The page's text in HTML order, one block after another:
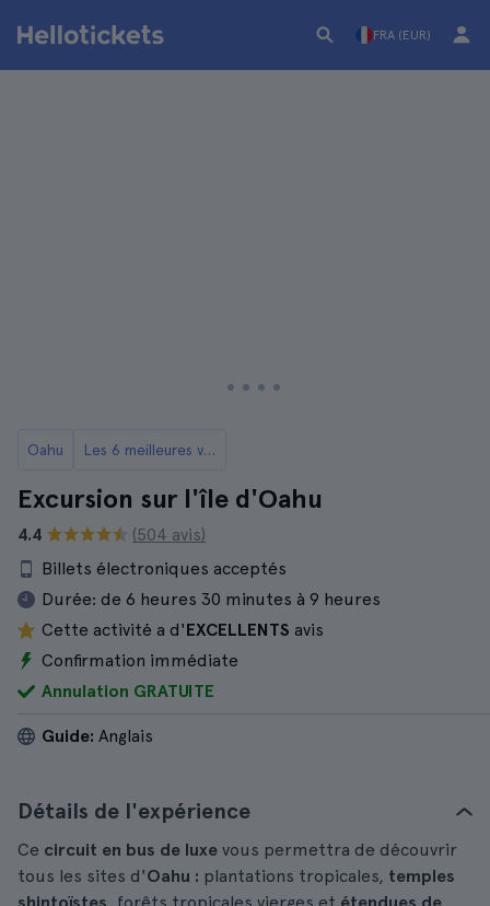
FRA (EUR)
Oahu Les 6 meilleures visites guidées d'Oahu
Excursion sur l'île d'Oahu
4.4
(504 avis)
Billets électroniques acceptés
Durée: de 6 heures 30 minutes à 9 heures
Cette activité a d'EXCELLENTS avis
Confirmation immédiate
Annulation GRATUITE
Guide: Anglais
Détails de l'expérience
Ce circuit en bus de luxe vous permettra de découvrir
tous les sites d'Oahu : plantations tropicales, temples